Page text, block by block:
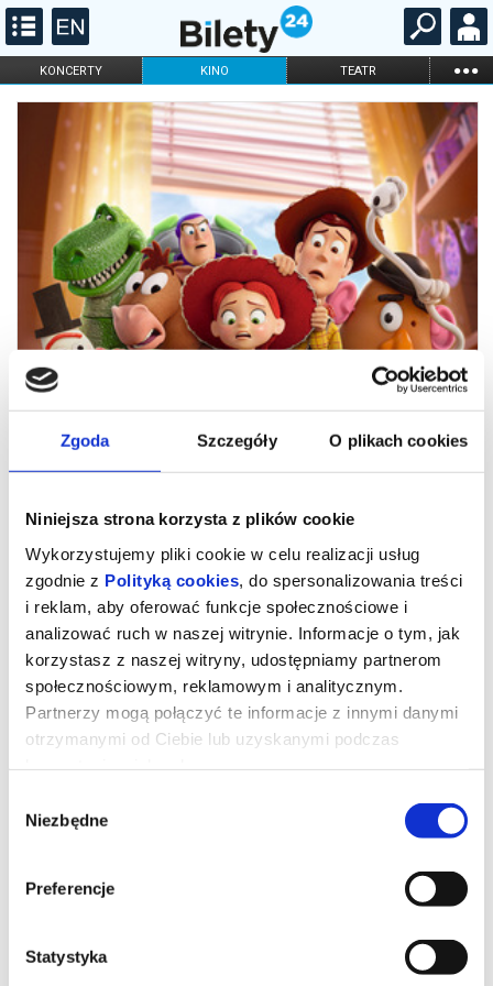
Zgoda Szczegóły O plikach cookies
Niniejsza strona korzysta z plików cookie
Wykorzystujemy pliki cookie w celu realizacji usług
zgodnie z Polityką cookies , do spersonalizowania treści
i reklam, aby oferować funkcje społecznościowe i
analizować ruch w naszej witrynie. Informacje o tym, jak
korzystasz z naszej witryny, udostępniamy partnerom
społecznościowym, reklamowym i analitycznym.
Partnerzy mogą połączyć te informacje z innymi danymi
otrzymanymi od Ciebie lub uzyskanymi podczas
zgody
Niezbędne
Preferencje
Statystyka
KONCERTY KINO TEATR ...
FILHARMONIA OPERA I BALET
STAND-UP
ONLINE KARNETY
Toy Story 5
Zabawki powracają w filmie Toy Story 5, najnowszej produkcji
Disney i Pixar. Tym razem czeka je zupełnie nowe wyzwanie –
częściej przyciągają… elektroniczne gadżety. Czy tradycyjne
zabawki odnajdą się w erze ekranów?